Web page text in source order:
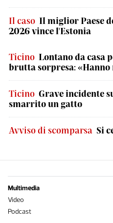
Il caso Il miglior Paese
2026 vince l'Estonia
Ticino Lontano da casa
brutta sorpresa:
Ticino Grave incidente
smarrito un gatto
Avviso di scomparsa Si
Multimedia
Video
Podcast